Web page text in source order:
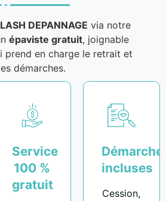
DEPANNAGE via notre
épaviste gratuit, joignable
prend en charge le retrait et
démarches.
Service
100 %
gratuit
incluses
Cession,